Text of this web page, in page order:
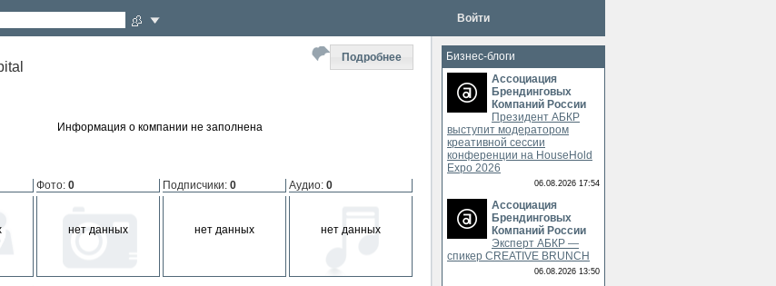
Войти
Подробнее
Информация о компании не заполнена
Фото: 0
нет данных
Подписчики: 0
нет данных
Аудио: 0
нет данных
Бизнес-блоги
Ассоциация
Брендинговых
Компаний России
Президент АБКР
выступит модератором
креативной сессии
конференции на HouseHold
Expo 2026
06.08.2026 17:54
Ассоциация
Брендинговых
Компаний России
Эксперт АБКР —
спикер CREATIVE BRUNCH
06.08.2026 13:50